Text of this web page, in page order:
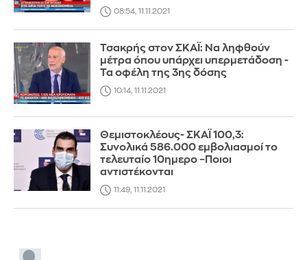
08:54, 11.11.2021
Τσακρής στον ΣΚΑΪ: Να ληφθούν
μέτρα όπου υπάρχει υπερμετάδοση -
Τα οφέλη της 3ης δόσης
10:14, 11.11.2021
Θεμιστοκλέους- ΣΚΑΪ 100,3:
Συνολικά 586.000 εμβολιασμοί το
τελευταίο 10ημερο –Ποιοι
αντιστέκονται
11:49, 11.11.2021